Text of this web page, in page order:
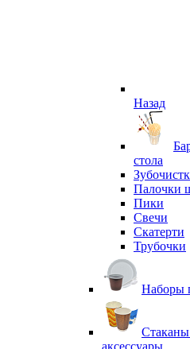
Назад
стола
Палочки
Пики
Свечи
Скатерти
Трубочки
Наборы
аксессуары